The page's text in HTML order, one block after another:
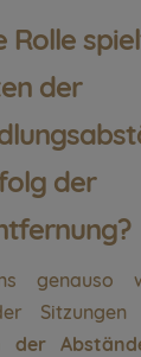
Rolle
der
der
der